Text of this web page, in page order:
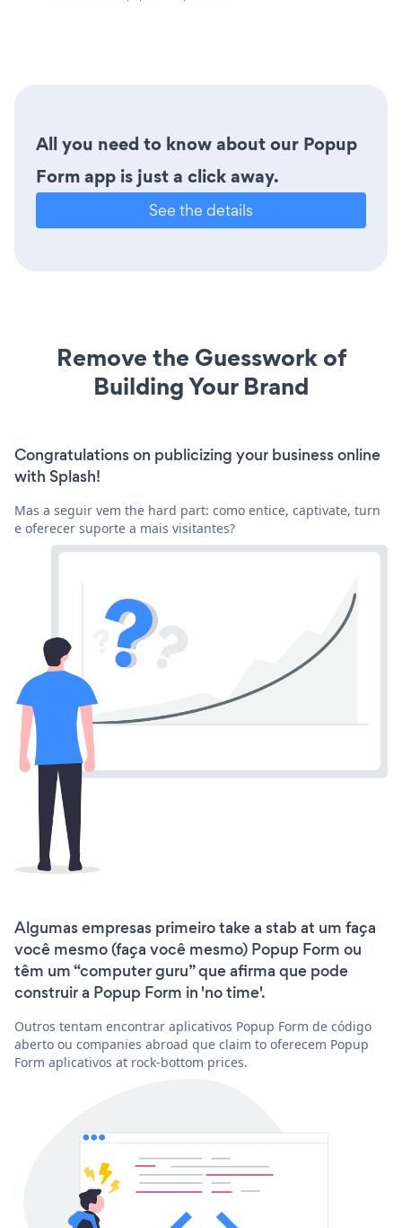
All you need to know about our Popup
Form app is just a click away.
See the details
Remove the Guesswork of
Building Your Brand
Congratulations on publicizing your business online
with Splash!
Mas a seguir vem the hard part: como entice, captivate, turn
e oferecer suporte a mais visitantes?
Algumas empresas primeiro take a stab at um faça
você mesmo (faça você mesmo) Popup Form ou
têm um “computer guru” que afirma que pode
construir a Popup Form in 'no time'.
Outros tentam encontrar aplicativos Popup Form de código
aberto ou companies abroad que claim to oferecem Popup
Form aplicativos at rock-bottom prices.